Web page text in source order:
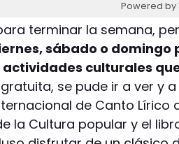
Powered by
terminar la semana,
sábado o domingo
culturales
se pude ir a ver y
de Canto Lírico
la Cultura popular y el